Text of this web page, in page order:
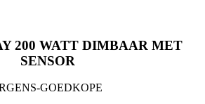
200 WATT DIMBAAR MET
SENSOR